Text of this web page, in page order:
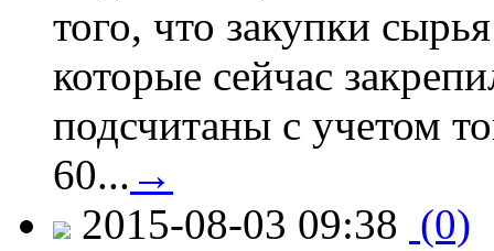
того, что закупки
которые сейчас
подсчитаны с учетом
60... →
2015-08-03 09:38 (0)